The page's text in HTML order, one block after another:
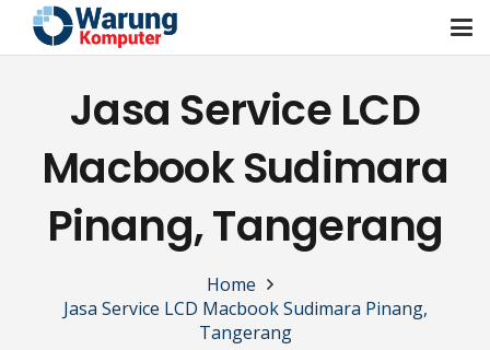
Jasa Service LCD
Macbook Sudimara
Pinang, Tangerang
Home
Jasa Service LCD Macbook Sudimara Pinang,
Tangerang